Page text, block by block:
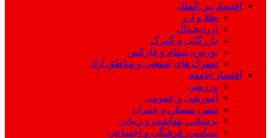
اقتصاد بین الملل
طلا و ارز
ارزدیجیتال
بازرگانی و گمرک
بورس، سهام و فارکس
شهرک های صنعتی و مناطق آزاد
اقتصاد جامعه
ورزشی
آموزشی و عمومی
شهر، مسکن و عمران
پزشکی، بهداشت و زیبایی
سیاسی، فرهنگی و اجتماعی